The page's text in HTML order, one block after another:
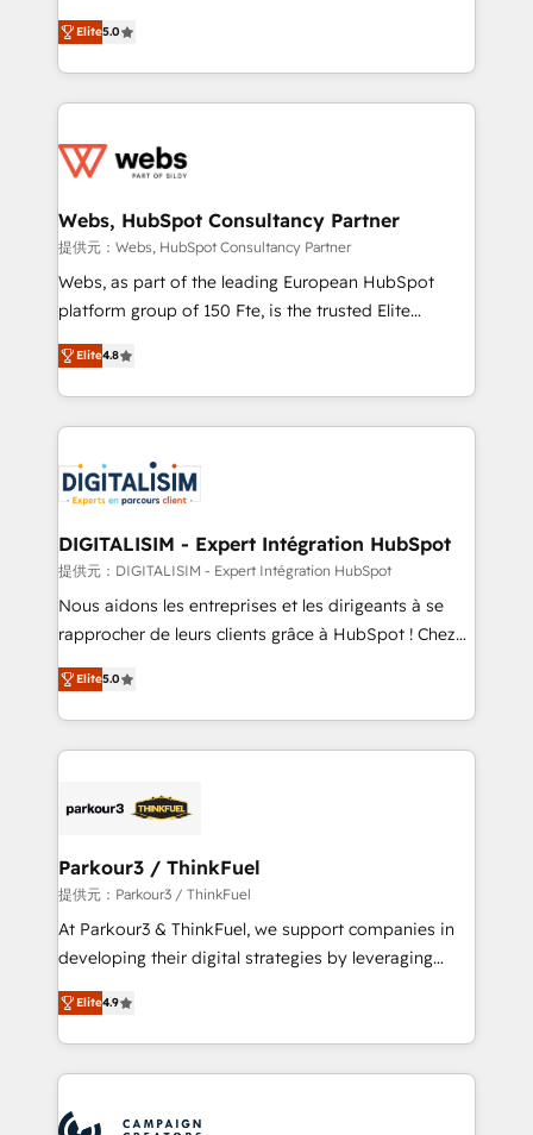
Execution • 750+ onboardings and 2,000+
implementations • Deep expertise across marketing,
BBD Boom is the HubSpot partner that can help you
to HubSpot Better. We work with your teams to
solve all your HubSpot challenges and improve user
adoption, sales process and marketing results.
the first time 🔧 Designing and optimising your
and build using HubSpot 🔌 Integrating HubSpot
with other systems 🎓 Training your teams to be
HubSpot pros 📊 Lead generation services using
HubSpot Why us? - SIX HubSpot Accreditations -
CRM, Solutions Architecture, Onboarding , Data
Migration, Custom Integration & Platform
team of 25+ experts Contact us today to help you
get more from your investment in HubSpot.
Elite5.0
Webs, HubSpot Consultancy Partner
提供元：Webs, HubSpot Consultancy Partner
Webs, as part of the leading European HubSpot
platform group of 150 Fte, is the trusted Elite
HubSpot CRM Partner offering you a roadmap on
maximizing EBITDA and achieving Commercial
Excellence. With our targeted processes, we
strengthen your digital transformation and minimize
Implementation partner, we provide expertise to
drive your business forward. Since 2015 we are fully
dedicated to HubSpot and with an experienced
team (50+), we work with reputable companies in
B2B sectors such as manufacturing, SaaS and
business services. We prepare a customized
impact of your digital transformation, including a
detailed financial rationale with a focus on ROI and
embark on a transformational journey that sets your
business up for long-term success. Unlock your
Elite4.8
DIGITALISIM - Expert Intégration HubSpot
提供元：DIGITALISIM - Expert Intégration HubSpot
Nous aidons les entreprises et les dirigeants à se
rapprocher de leurs clients grâce à HubSpot ! Chez
DIGITALISIM, nous avons l'intime conviction que la
réussite des entreprises passe par l’innovation web,
le marketing digital, et la relation client ! C'est
pourquoi, nos experts sont à la fois capables de
référencement, votre stratégie digitale et le pilotage
projet HubSpot avec DIGITALISIM : 🧽 Nettoyage,
migration et intégration des bases de données. 🚀
Développement des interfaces avec vos logiciels
métiers ⚙️ Configuration de la plateforme HubSpot
Book Process & Guidelines utilisateurs 🎓
Formations des utilisateurs
Elite5.0
Parkour3 / ThinkFuel
提供元：Parkour3 / ThinkFuel
At Parkour3 & ThinkFuel, we support companies in
developing their digital strategies by leveraging
technologies and automating their marketing and
sales processes to generate growth. Our offer spans
from Strategy to Operations. We specialize in CRM
onboarding and implementation, web design, sales
extensive experience working with tech companies
Elite4.9